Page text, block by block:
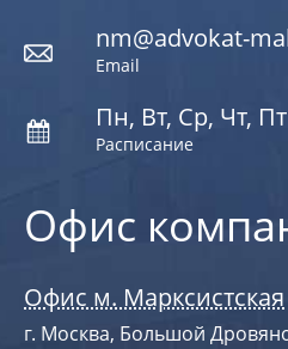
Офис
Офис м. Марксистская
г. Москва, Большой
nm@advokat-
Email
Пн, Вт, Ср, Чт,
Расписание